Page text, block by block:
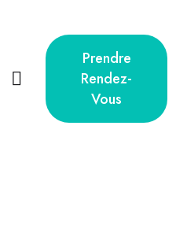
Prendre
Rendez-
Vous